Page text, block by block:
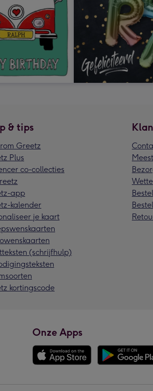
& tips
Greetz
Plus
co-collecties
app
kalender
je kaart
(schrijfhulp)
kortingscode
Onze Apps